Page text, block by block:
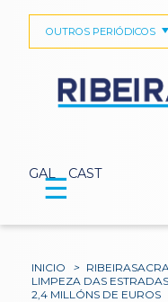
GAL CAST
OUTROS PERIÓDICOS
☰
INICIO >
LIMPEZA DAS
2,4 MILLÓNS DE EUROS